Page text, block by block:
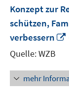
Konzept zur
schützen,
verbessern
Quelle: WZB
mehr